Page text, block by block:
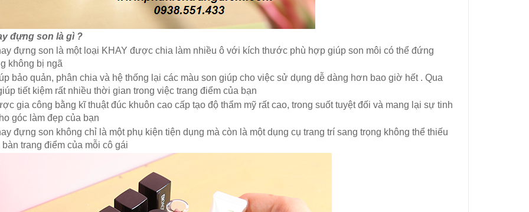
đựng son là gì ?
đựng son là một loại KHAY được chia làm nhiều ô với kích thước phù hợp giúp son môi có thể đứng
không bị ngã
bảo quản, phân chia và hệ thống lại các màu son giúp cho việc sử dụng dễ dàng hơn bao giờ hết . Qua
tiết kiệm rất nhiều thời gian trong việc trang điểm của bạn
gia công bằng kĩ thuật đúc khuôn cao cấp tạo độ thẩm mỹ rất cao, trong suốt tuyệt đối và mang lại sự tinh
góc làm đẹp của bạn
đựng son không chỉ là một phụ kiện tiện dụng mà còn là một dụng cụ trang trí sang trọng không thể thiếu
bàn trang điểm của mỗi cô gái